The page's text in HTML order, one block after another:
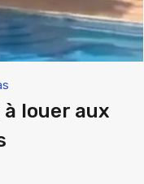
louer aux